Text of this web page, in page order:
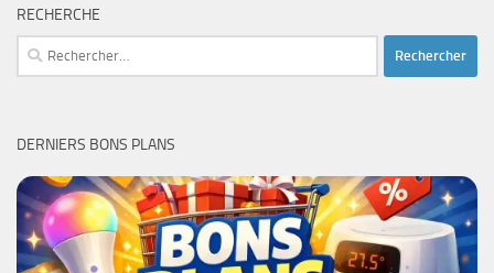
RECHERCHE
Rechercher :
DERNIERS BONS PLANS